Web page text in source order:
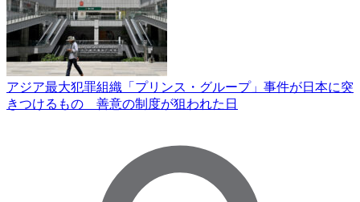
アジア最大犯罪組織「プリンス・グループ」事件が日本に突
きつけるもの 善意の制度が狙われた日